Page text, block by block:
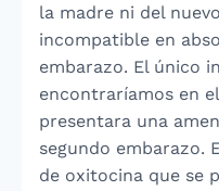
la madre ni del
incompatible en
embarazo. El único
encontraríamos en
presentara una
segundo embarazo.
de oxitocina que se